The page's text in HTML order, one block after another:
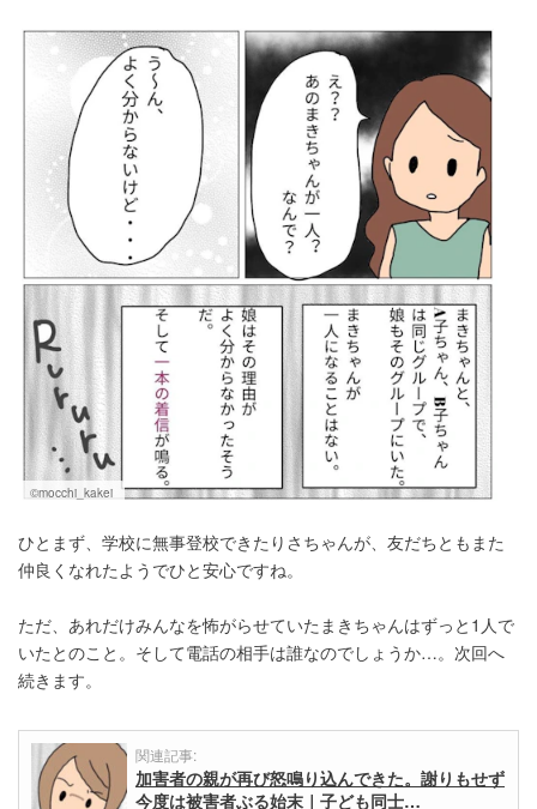
©mocchi_kakei
ひとまず、学校に無事登校できたりさちゃんが、友だちともまた
仲良くなれたようでひと安心ですね。
ただ、あれだけみんなを怖がらせていたまきちゃんはずっと1人で
いたとのこと。そして電話の相手は誰なのでしょうか…。次回へ
続きます。
関連記事:
加害者の親が再び怒鳴り込んできた。謝りもせず
今度は被害者ぶる始末｜子ども同士…